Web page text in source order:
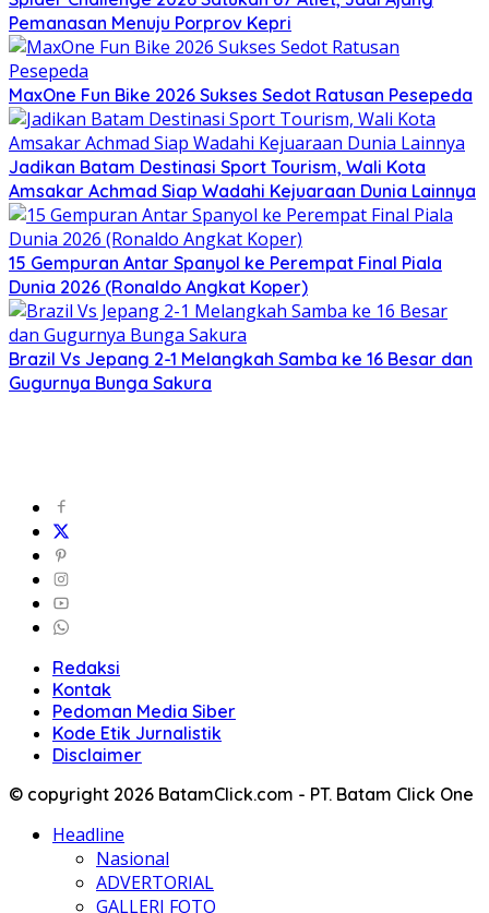
Pemanasan Menuju Porprov Kepri
MaxOne Fun Bike 2026 Sukses Sedot Ratusan Pesepeda
Jadikan Batam Destinasi Sport Tourism, Wali Kota
Amsakar Achmad Siap Wadahi Kejuaraan Dunia Lainnya
15 Gempuran Antar Spanyol ke Perempat Final Piala
Dunia 2026 (Ronaldo Angkat Koper)
Brazil Vs Jepang 2-1 Melangkah Samba ke 16 Besar dan
Gugurnya Bunga Sakura
Redaksi
Kontak
Pedoman Media Siber
Kode Etik Jurnalistik
Disclaimer
© copyright 2026 BatamClick.com - PT. Batam Click One
Headline
Nasional
ADVERTORIAL
GALLERI FOTO